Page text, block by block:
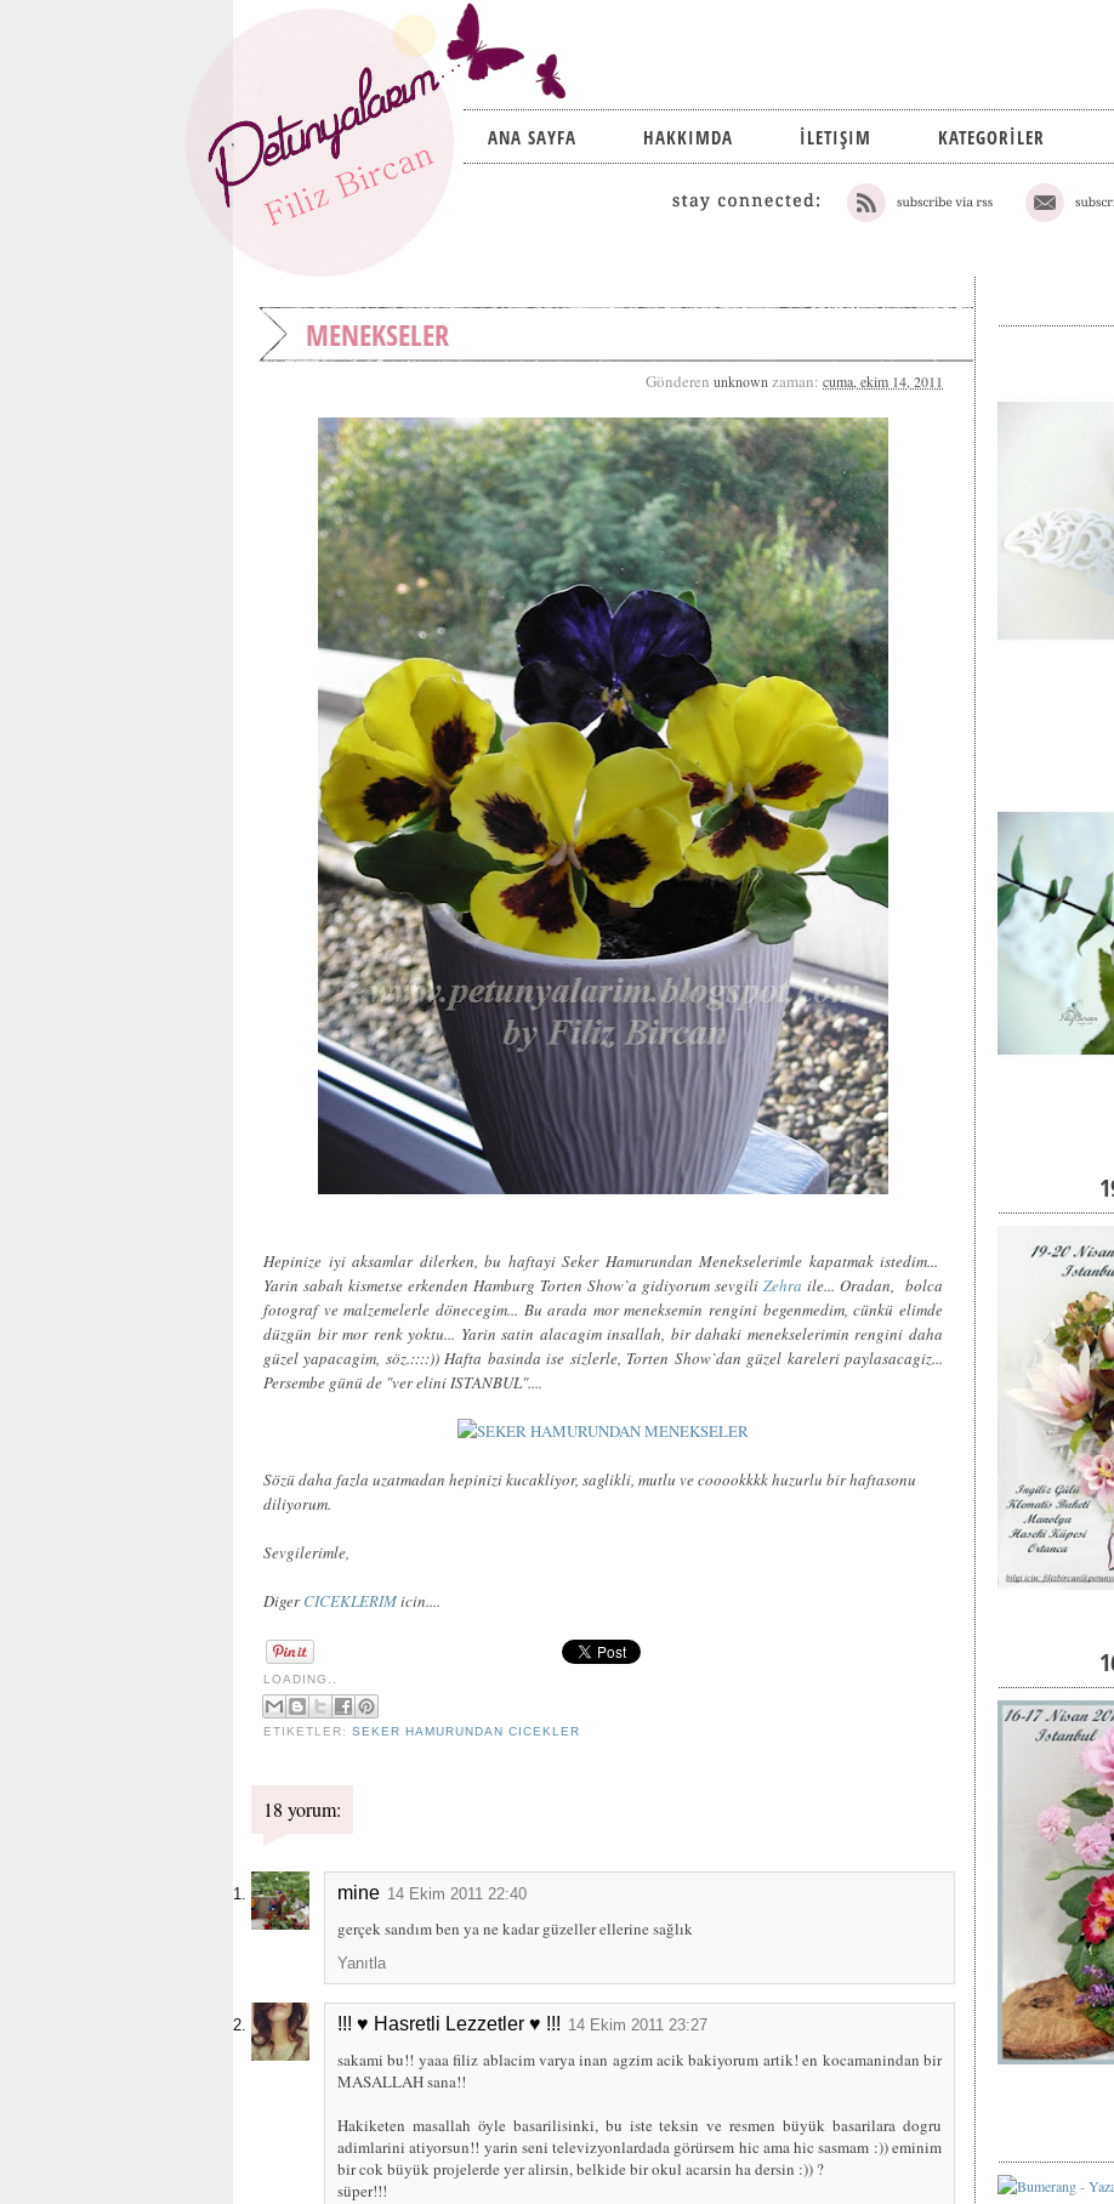
ANA SAYFA HAKKIMDA İLETIŞIM KATEGORİLER
MENEKSELER
Gönderen unknown zaman: cuma, ekim 14, 2011
Hepinize iyi aksamlar dilerken, bu haftayi Seker Hamurundan Menekselerimle kapatmak istedim...
Yarin sabah kismetse erkenden Hamburg Torten Show`a gidiyorum sevgili Zehra ile... Oradan, bolca
fotograf ve malzemelerle dönecegim... Bu arada mor meneksemin rengini begenmedim, cünkü elimde
düzgün bir mor renk yoktu... Yarin satin alacagim insallah, bir dahaki menekselerimin rengini daha
güzel yapacagim, söz.::::)) Hafta basinda ise sizlerle, Torten Show`dan güzel kareleri paylasacagiz...
Persembe günü de "ver elini ISTANBUL"....
Sözü daha fazla uzatmadan hepinizi kucakliyor, saglikli, mutlu ve cooookkkk huzurlu bir haftasonu
diliyorum.
Sevgilerimle,
DigerCICEKLERIMicin....
LOADING..
ETIKETLER:SEKER HAMURUNDAN CICEKLER
18 yorum:
mine 14 Ekim 2011 22:40
gerçek sandım ben ya ne kadar güzeller ellerine sağlık
Yanıtla
!!! ♥ Hasretli Lezzetler ♥ !!! 14 Ekim 2011 23:27
sakami bu!! yaaa filiz ablacim varya inan agzim acik bakiyorum artik! en kocamanindan bir
MASALLAH sana!!
Hakiketen masallah öyle basarilisinki, bu iste teksin ve resmen büyük basarilara dogru
adimlarini atiyorsun!! yarin seni televizyonlardada görürsem hic ama hic sasmam :)) eminim
bir cok büyük projelerde yer alirsin, belkide bir okul acarsin ha dersin :)) ?
süper!!!